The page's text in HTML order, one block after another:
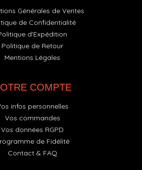
Générales de Ventes
de Confidentialité
d'Expédition
Politique de Retour
Mentions Légales
COMPTE
infos personnelles
Vos commandes
Vos données RGPD
de Fidélité
Contact & FAQ